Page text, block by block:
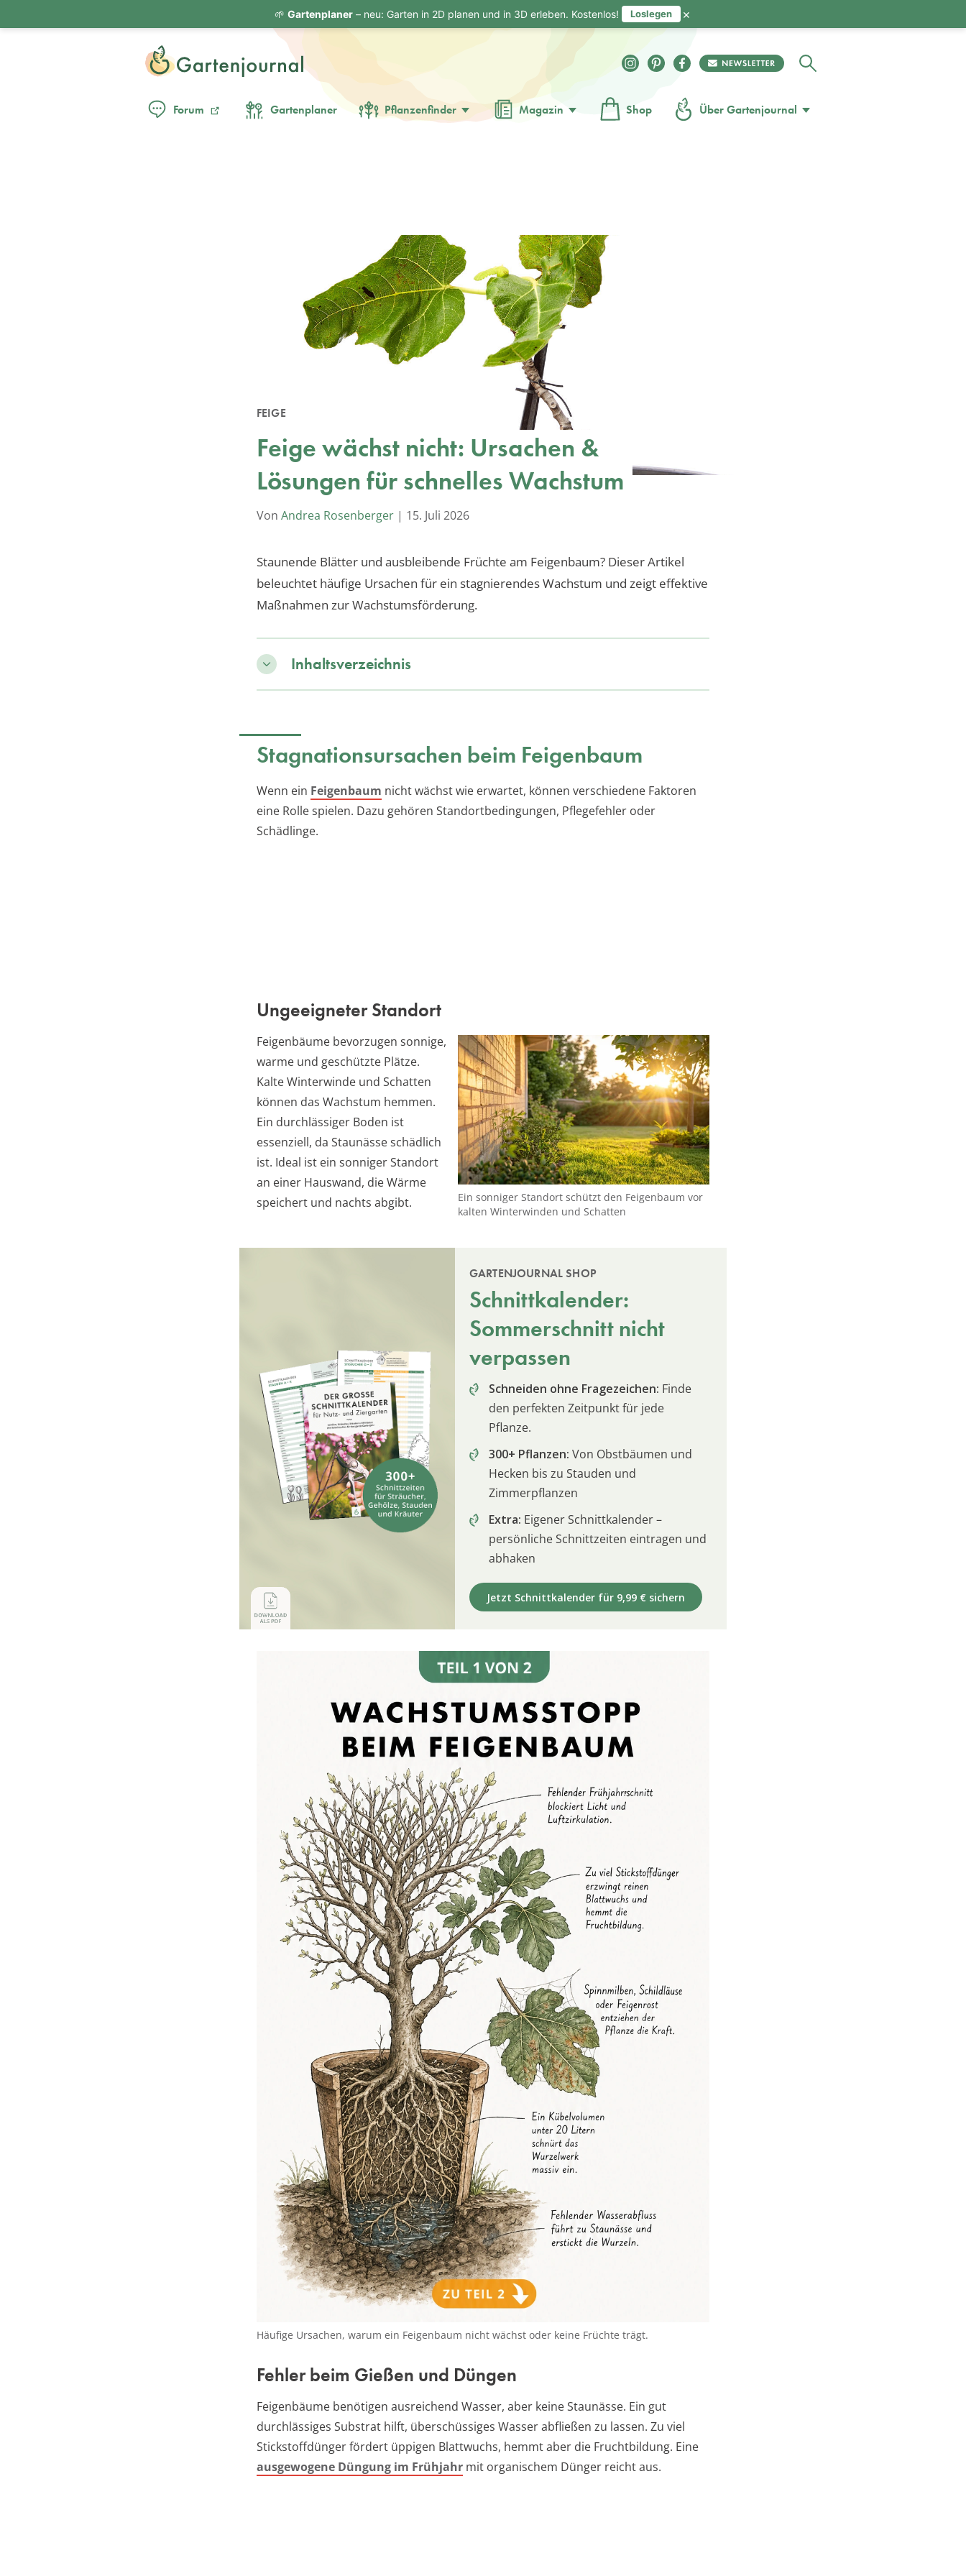
Forum Gartenplaner Pflanzenfinder Magazin Shop Über Gartenjournal
FEIGE
Feige wächst nicht: Ursachen &
Lösungen für schnelles Wachstum
Von Andrea Rosenberger | 15. Juli 2026
Staunende Blätter und ausbleibende Früchte am Feigenbaum? Dieser Artikel
beleuchtet häufige Ursachen für ein stagnierendes Wachstum und zeigt effektive
Maßnahmen zur Wachstumsförderung.
Inhaltsverzeichnis
Stagnationsursachen beim Feigenbaum
Wenn ein Feigenbaum nicht wächst wie erwartet, können verschiedene Faktoren
eine Rolle spielen. Dazu gehören Standortbedingungen, Pflegefehler oder
Schädlinge.
Ungeeigneter Standort
Ein sonniger Standort schützt den Feigenbaum vor
kalten Winterwinden und Schatten
Feigenbäume bevorzugen sonnige,
warme und geschützte Plätze.
Kalte Winterwinde und Schatten
können das Wachstum hemmen.
Ein durchlässiger Boden ist
essenziell, da Staunässe schädlich
ist. Ideal ist ein sonniger Standort
an einer Hauswand, die Wärme
speichert und nachts abgibt.
GARTENJOURNAL SHOP
Schnittkalender:
Sommerschnitt nicht
verpassen
Schneiden ohne Fragezeichen: Finde
den perfekten Zeitpunkt für jede
Pflanze.
300+ Pflanzen: Von Obstbäumen und
Hecken bis zu Stauden und
Zimmerpflanzen
Extra: Eigener Schnittkalender –
persönliche Schnittzeiten eintragen und
abhaken
Jetzt Schnittkalender für 9,99 € sichern
Häufige Ursachen, warum ein Feigenbaum nicht wächst oder keine Früchte trägt.
Fehler beim Gießen und Düngen
Feigenbäume benötigen ausreichend Wasser, aber keine Staunässe. Ein gut
durchlässiges Substrat hilft, überschüssiges Wasser abfließen zu lassen. Zu viel
Stickstoffdünger fördert üppigen Blattwuchs, hemmt aber die Fruchtbildung. Eine
ausgewogene Düngung im Frühjahr mit organischem Dünger reicht aus.
🌱 Gartenplaner– neu: Garten in 2D planen und in 3D erleben. Kostenlos! Loslegen ×